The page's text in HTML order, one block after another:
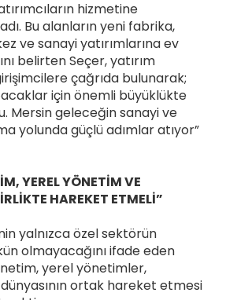
hizmetine
Bu alanların yeni fabrika,
ve sanayi yatırımlarına ev
belirten Seçer, yatırım
çağrıda bulunarak;
için önemli büyüklükte
Mersin geleceğin sanayi ve
yolunda güçlü adımlar atıyor”
YEREL YÖNETİM VE
HAREKET ETMELİ”
yalnızca özel sektörün
olmayacağını ifade eden
yerel yönetimler,
ortak hareket etmesi